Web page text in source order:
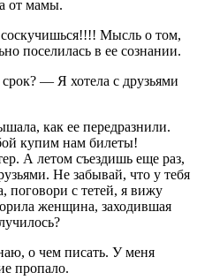
от мамы.
Мысль о том,
поселилась в ее сознании.
— Я хотела с друзьями
как ее передразнили.
купим нам билеты!
А летом съездишь еще раз,
Не забывай, что у тебя
поговори с тетей, я вижу
женщина, заходившая
о чем писать. У меня
пропало.